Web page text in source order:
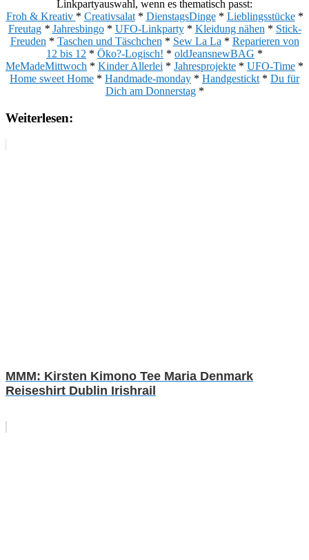
Linkpartyauswahl, wenn es thematisch passt:
Froh & Kreativ * Creativsalat* DienstagsDinge* Lieblingsstücke*
Freutag* Jahresbingo* UFO-Linkparty* Kleidung nähen* Stick-
Freuden* Taschen und Täschchen* Sew La La* Reparieren von
12 bis 12 * Öko?-Logisch! * oldJeansnewBAG *
MeMadeMittwoch * Kinder Allerlei * Jahresprojekte * UFO-Time *
Home sweet Home * Handmade-monday * Handgestickt* Du für
Dich am Donnerstag*
Weiterlesen:
MMM: Kirsten Kimono Tee Maria Denmark
Reiseshirt Dublin Irishrail